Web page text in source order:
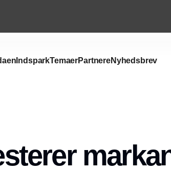
IndsparkTemaerPartnereNyhedsbrev